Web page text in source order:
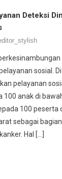
Deteksi
sosial.
pelayanan
100 anak di
100 peserta
sebagai
Hal […]